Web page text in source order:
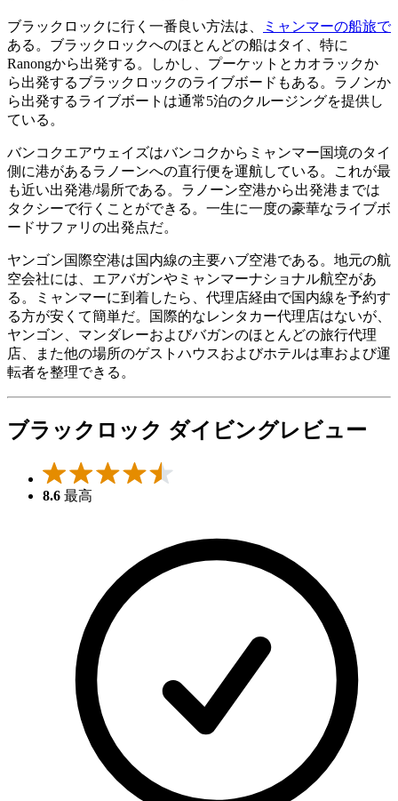
ブラックロックに行く一番良い方法は、
ミャンマーの船旅で
ある。ブラックロックへのほとんどの船はタイ、特に
Ranongから出発する。しかし、プーケットとカオラックか
ら出発するブラックロックのライブボードもある。ラノンか
ら出発するライブボートは通常5泊のクルージングを提供し
ている。
バンコクエアウェイズはバンコクからミャンマー国境のタイ
側に港があるラノーンへの直行便を運航している。これが最
も近い出発港/場所である。ラノーン空港から出発港までは
タクシーで行くことができる。一生に一度の豪華なライブボ
ードサファリの出発点だ。
ヤンゴン国際空港は国内線の主要ハブ空港である。地元の航
空会社には、エアバガンやミャンマーナショナル航空があ
る。ミャンマーに到着したら、代理店経由で国内線を予約す
る方が安くて簡単だ。国際的なレンタカー代理店はないが、
ヤンゴン、マンダレーおよびバガンのほとんどの旅行代理
店、また他の場所のゲストハウスおよびホテルは車および運
転者を整理できる。
ブラックロック ダイビングレビュー
8.6 最高